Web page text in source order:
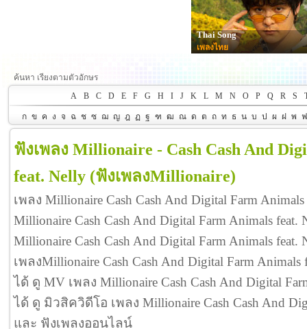
Thai Song
เพลงไทย
ค้นหา เรียงตามตัวอักษร
A
B C D E F G H I J K L M N O P Q R S
ก ข ค ง จ ฉ ช ซ ฌ ญ ฎ ฏ ฐ ฑ ฒ ณ ด ต ถ ท ธ น บ ป ผ ฝ พ ฟ
ฟังเพลง Millionaire - Cash Cash And
feat. Nelly (ฟังเพลงMillionaire)
เพลง Millionaire Cash Cash And Digital Farm
Millionaire Cash Cash And Digital Farm Animals
Millionaire Cash Cash And Digital Farm Animals
เพลงMillionaire Cash Cash And Digital Farm
ได้ ดู MV เพลง Millionaire Cash Cash And Digital
ได้ ดู มิวสิควิดีโอ เพลง Millionaire Cash Cash And
และ ฟังเพลงออนไลน์